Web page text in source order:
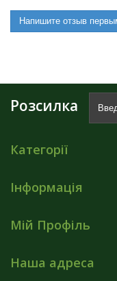
Напишите отзыв
Розсилка
Категорії
Інформація
Мій Профіль
Наша адреса